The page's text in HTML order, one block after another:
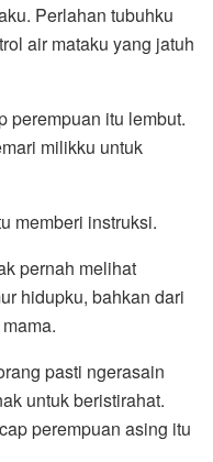
Perlahan tubuhku
air mataku yang jatuh
perempuan itu lembut.
milikku untuk
memberi instruksi.
pernah melihat
hidupku, bahkan dari
pasti ngerasain
untuk beristirahat.
perempuan asing itu